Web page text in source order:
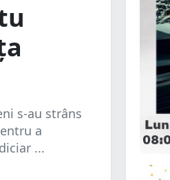
s-au strâns
a
...